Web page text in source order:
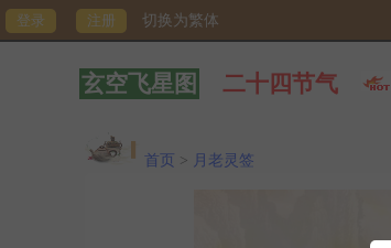
切换为繁体
玄空飞星图 二十四节气
首页 > 月老灵签